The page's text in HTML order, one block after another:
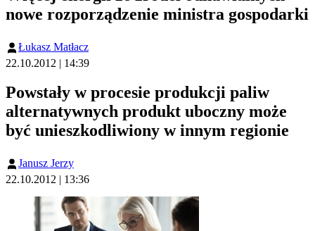
nowe rozporządzenie ministra gospodarki
Łukasz Matłacz
22.10.2012 | 14:39
Powstały w procesie produkcji paliw
alternatywnych produkt uboczny może
być unieszkodliwiony w innym regionie
Janusz Jerzy
22.10.2012 | 13:36